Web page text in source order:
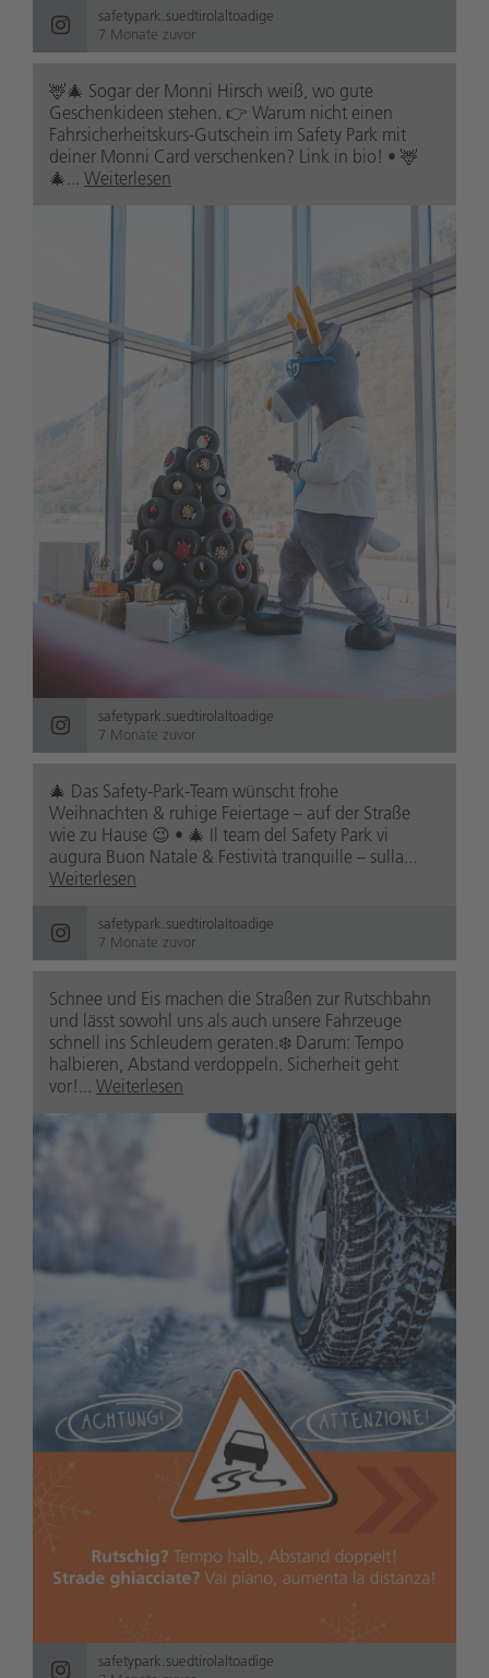
safetypark.suedtirolaltoadige
7 Monate zuvor
🦌🎄 Sogar der Monni Hirsch weiß, wo gute
Geschenkideen stehen. 👉 Warum nicht einen
Fahrsicherheitskurs-Gutschein im Safety Park mit
deiner Monni Card verschenken? Link in bio! • 🦌
🎄... Weiterlesen
safetypark.suedtirolaltoadige
7 Monate zuvor
🎄 Das Safety-Park-Team wünscht frohe
Weihnachten & ruhige Feiertage – auf der Straße
wie zu Hause 😉 • 🎄 Il team del Safety Park vi
augura Buon Natale & Festività tranquille – sulla...
Weiterlesen
safetypark.suedtirolaltoadige
7 Monate zuvor
Schnee und Eis machen die Straßen zur Rutschbahn
und lässt sowohl uns als auch unsere Fahrzeuge
schnell ins Schleudern geraten.❄️ Darum: Tempo
halbieren, Abstand verdoppeln. Sicherheit geht
vor!... Weiterlesen
safetypark.suedtirolaltoadige